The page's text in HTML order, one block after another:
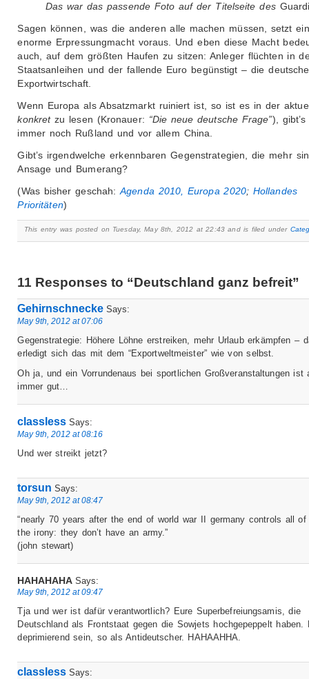
Das war das passende Foto auf der Titelseite des
Sagen können, was die anderen alle machen müssen, setzt
enorme Erpressungmacht voraus. Und eben diese Macht
auch, auf dem größten Haufen zu sitzen: Anleger flüchten in
Staatsanleihen und der fallende Euro begünstigt – die deutsche
Exportwirtschaft.
Wenn Europa als Absatzmarkt ruiniert ist, so ist es in der
konkretzu lesen (Kronauer: “Die neue deutsche Frage”),
immer noch Rußland und vor allem China.
Gibt’s irgendwelche erkennbaren Gegenstrategien, die mehr
Ansage und Bumerang?
(Was bisher geschah:Agenda 2010, Europa 2020; Hollandes
Prioritäten)
This entry was posted on Tuesday, May 8th, 2012 at 22:43 and is filed under
11 Responses to “Deutschland ganz befreit”
Gehirnschnecke Says:
May 9th, 2012 at 07:06
Gegenstrategie: Höhere Löhne erstreiken, mehr Urlaub erkämpfen –
erledigt sich das mit dem “Exportweltmeister” wie von selbst.
Oh ja, und ein Vorrundenaus bei sportlichen Großveranstaltungen ist
immer gut…
classless Says:
May 9th, 2012 at 08:16
Und wer streikt jetzt?
torsun Says:
May 9th, 2012 at 08:47
“nearly 70 years after the end of world war II germany controls all of
the irony: they don’t have an army.”
(john stewart)
HAHAHAHA Says:
May 9th, 2012 at 09:47
Tja und wer ist dafür verantwortlich? Eure Superbefreiungsamis, die
Deutschland als Frontstaat gegen die Sowjets hochgepeppelt haben.
deprimierend sein, so als Antideutscher. HAHAAHHA.
classless Says: